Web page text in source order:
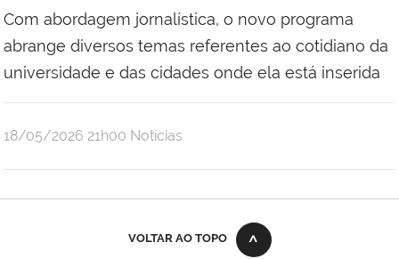
Com abordagem jornalística, o novo programa
abrange diversos temas referentes ao cotidiano da
universidade e das cidades onde ela está inserida
publicado
18/05/2026 21h00 Notícias
VOLTAR AO TOPO